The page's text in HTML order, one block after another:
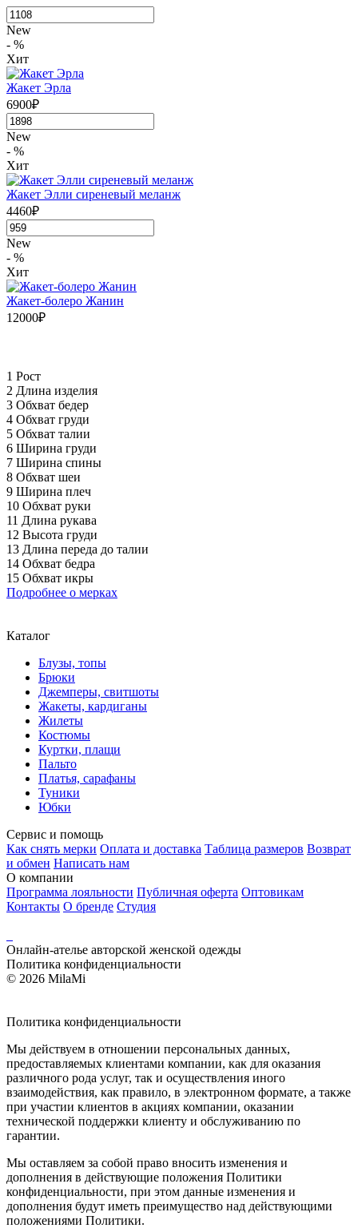
New
- %
Хит
Жакет Эрла
6900₽
New
- %
Хит
Жакет Элли сиреневый меланж
4460₽
New
- %
Хит
Жакет-болеро Жанин
12000₽
1 Рост
2 Длина изделия
3 Обхват бедер
4 Обхват груди
5 Обхват талии
6 Ширина груди
7 Ширина спины
8 Обхват шеи
9 Ширина плеч
10 Обхват руки
11 Длина рукава
12 Высота груди
13 Длина переда до талии
14 Обхват бедра
15 Обхват икры
Подробнее о мерках
Каталог
Блузы, топы
Брюки
Джемперы, свитшоты
Жакеты, кардиганы
Жилеты
Костюмы
Куртки, плащи
Пальто
Платья, сарафаны
Туники
Юбки
Сервис и помощь
Как снять мерки Оплата и доставка Таблица размеров Возврат
и обмен Написать нам
О компании
Программа лояльности Публичная оферта Оптовикам
Контакты О бренде Студия
Онлайн-ателье авторской женской одежды
Политика конфиденциальности
© 2026 MilaMi
Политика конфиденциальности
Мы действуем в отношении персональных данных,
предоставляемых клиентами компании, как для оказания
различного рода услуг, так и осуществления иного
взаимодействия, как правило, в электронном формате, а также
при участии клиентов в акциях компании, оказании
технической поддержки клиенту и обслуживанию по
гарантии.
Мы оставляем за собой право вносить изменения и
дополнения в действующие положения Политики
конфиденциальности, при этом данные изменения и
дополнения будут иметь преимущество над действующими
положениями Политики.